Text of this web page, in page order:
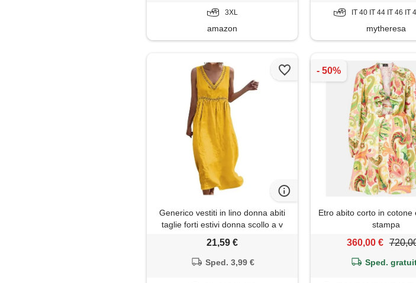
(a16,3xl)
3XL
amazon
IT 40 IT 44 IT 46 IT
mytheresa
Generico vestiti in lino donna abiti
taglie forti estivi donna scollo a v
senza maniche lungo abito comodo
casual vestiti lunghi donne mare
vestito cotone leggero elegante
21,59 €
Sped. 3,99 €
Etro abito corto in cotone
stampa
360,00 €
Sped.